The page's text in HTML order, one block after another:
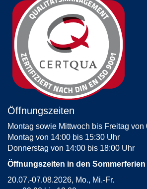
Öffnungszeiten
Montag sowie Mittwoch bis Freitag
Montag von 14:00 bis 15:30 Uhr
Donnerstag von 14:00 bis 18:00 Uhr
Öffnungszeiten in den Sommerferien
20.07.-07.08.2026, Mo., Mi.-Fr.